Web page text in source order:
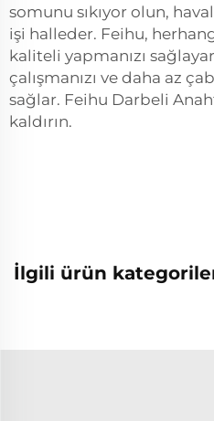
somunu sıkıyor olun,
işi halleder. Feihu,
kaliteli yapmanızı
çalışmanızı ve daha az
sağlar. Feihu Darbeli
kaldırın.
İlgili ürün